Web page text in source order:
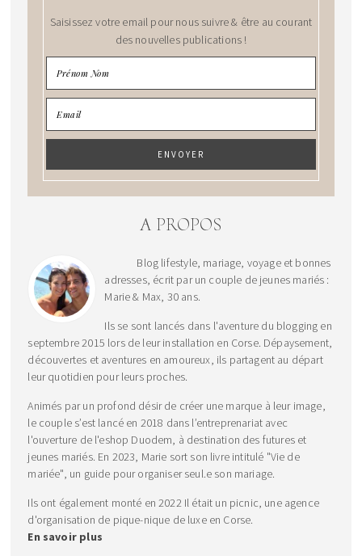
Saisissez votre email pour nous suivre & être au courant
des nouvelles publications !
A PROPOS
Blog lifestyle, mariage, voyage et bonnes
adresses, écrit par un couple de jeunes mariés :
Marie & Max, 30 ans.
Ils se sont lancés dans l'aventure du blogging en
septembre 2015 lors de leur installation en Corse. Dépaysement,
découvertes et aventures en amoureux, ils partagent au départ
leur quotidien pour leurs proches.
Animés par un profond désir de créer une marque à leur image,
le couple s’est lancé en 2018 dans l’entreprenariat avec
l'ouverture de l'eshop Duodem, à destination des futures et
jeunes mariés. En 2023, Marie sort son livre intitulé "Vie de
mariée", un guide pour organiser seul.e son mariage.
Ils ont également monté en 2022 Il était un picnic, une agence
d'organisation de pique-nique de luxe en Corse.
En savoir plus